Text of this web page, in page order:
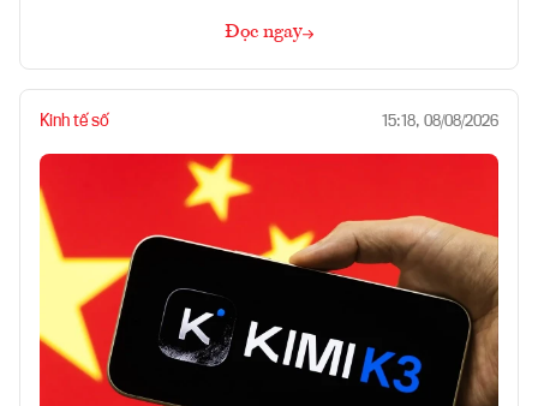
Đọc ngay
Kinh tế số 15:18, 08/08/2026